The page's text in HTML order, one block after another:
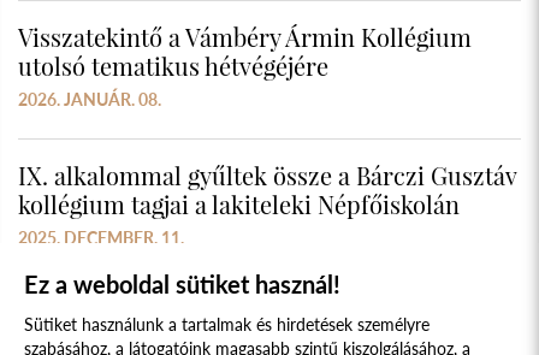
Visszatekintő a Vámbéry Ármin Kollégium
utolsó tematikus hétvégéjére
2026. JANUÁR. 08.
IX. alkalommal gyűltek össze a Bárczi Gusztáv
kollégium tagjai a lakiteleki Népfőiskolán
2025. DECEMBER. 11.
Ez a weboldal sütiket használ!
Sütiket használunk a tartalmak és hirdetések személyre
szabásához, a látogatóink magasabb szintű kiszolgálásához, a